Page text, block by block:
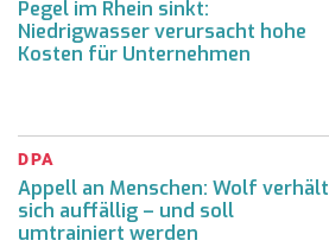
Pegel im Rhein sinkt:
Niedrigwasser verursacht hohe
Kosten für Unternehmen
DPA
Appell an Menschen: Wolf verhält
sich auffällig – und soll
umtrainiert werden